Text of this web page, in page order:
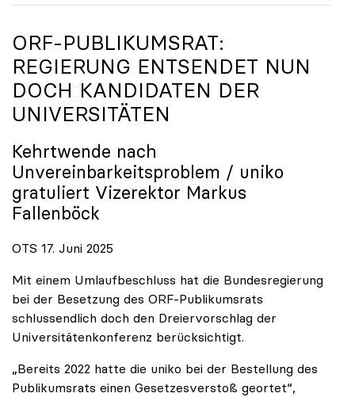
ORF-PUBLIKUMSRAT:
REGIERUNG ENTSENDET NUN
DOCH KANDIDATEN DER
UNIVERSITÄTEN
Kehrtwende nach
Unvereinbarkeitsproblem / uniko
gratuliert Vizerektor Markus
Fallenböck
OTS 17. Juni 2025
Mit einem Umlaufbeschluss hat die Bundesregierung
bei der Besetzung des ORF-Publikumsrats
schlussendlich doch den Dreiervorschlag der
Universitätenkonferenz berücksichtigt.
„Bereits 2022 hatte die uniko bei der Bestellung des
Publikumsrats einen Gesetzesverstoß geortet“,